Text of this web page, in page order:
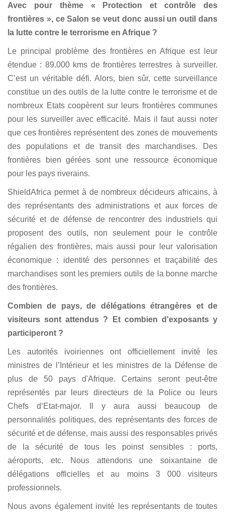
Avec pour thème « Protection et contrôle des
frontières », ce Salon se veut donc aussi un outil dans
la lutte contre le terrorisme en Afrique ?
Le principal problème des frontières en Afrique est leur
étendue : 89.000 kms de frontières terrestres à surveiller.
C’est un véritable défi. Alors, bien sûr, cette surveillance
constitue un des outils de la lutte contre le terrorisme et de
nombreux Etats coopèrent sur leurs frontières communes
pour les surveiller avec efficacité. Mais il faut aussi noter
que ces frontières représentent des zones de mouvements
des populations et de transit des marchandises. Des
frontières bien gérées sont une ressource économique
pour les pays riverains.
ShieldAfrica permet à de nombreux décideurs africains, à
des représentants des administrations et aux forces de
sécurité et de défense de rencontrer des industriels qui
proposent des outils, non seulement pour le contrôle
régalien des frontières, mais aussi pour leur valorisation
économique : identité des personnes et traçabilité des
marchandises sont les premiers outils de la bonne marche
des frontières.
Combien de pays, de délégations étrangères et de
visiteurs sont attendus ? Et combien d'exposants y
participeront ?
Les autorités ivoiriennes ont officiellement invité les
ministres de l’Intérieur et les ministres de la Défense de
plus de 50 pays d'Afrique. Certains seront peut-être
représentés par leurs directeurs de la Police ou leurs
Chefs d’Etat-major. Il y aura aussi beaucoup de
personnalités politiques, des représentants des forces de
sécurité et de défense, mais aussi des responsables privés
de la sécurité de tous les poinst sensibles : ports,
aéroports, etc. Nous attendons une soixantaine de
délégations officielles et au moins 3 000 visiteurs
professionnels.
Nous avons également invité les représentants de toutes